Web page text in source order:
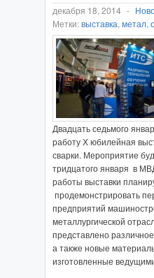
декабря 18, 2014 -
Метки:выставка, метал,
Двадцать седьмого
работу Х юбилейная
сварки. Мероприятие
тридцатого января в
работы выставки
продемонстрировать
предприятий
металлургической
представлено
а также новые
изготовленные